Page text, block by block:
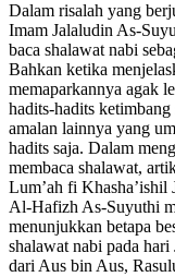
Dalam risalah yang
Imam Jalaludin As-
baca shalawat nabi
Bahkan ketika
memaparkannya agak
hadits-hadits ketimbang
amalan lainnya yang
hadits saja. Dalam
membaca shalawat,
Lum’ah fi Khasha’ishil
Al-Hafizh As-Suyuthi
menunjukkan betapa
shalawat nabi pada
dari Aus bin Aus,